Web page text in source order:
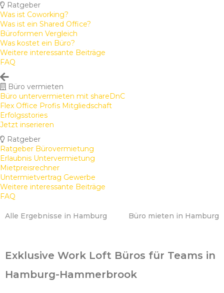
Ratgeber
Was ist Coworking?
Was ist ein Shared Office?
Büroformen Vergleich
Was kostet ein Büro?
Weitere interessante Beiträge
FAQ
Büro vermieten
Büro untervermieten mit shareDnC
Flex Office Profis Mitgliedschaft
Erfolgsstories
Jetzt inserieren
Ratgeber
Ratgeber Bürovermietung
Erlaubnis Untervermietung
Mietpreisrechner
Untermietvertrag Gewerbe
Weitere interessante Beiträge
FAQ
Alle Ergebnisse in Hamburg Büro mieten in Hamburg
Exklusive Work Loft Büros für Teams in
Hamburg-Hammerbrook